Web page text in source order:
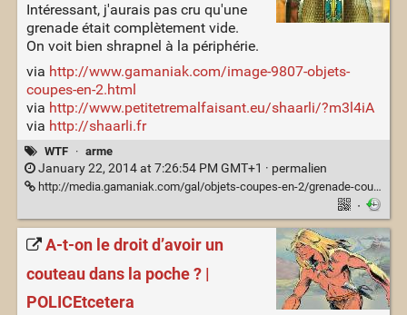
Intéressant, j'aurais pas cru qu'une
grenade était complètement vide.
On voit bien shrapnel à la périphérie.
via http://www.gamaniak.com/image-9807-objets-
coupes-en-2.html
via http://www.petitetremalfaisant.eu/shaarli/?m3l4iA
via http://shaarli.fr
WTF · arme
January 22, 2014 at 7:26:54 PM GMT+1 · permalien
http://media.gamaniak.com/gal/objets-coupes-en-2/grenade-coupee-2.jpg
·
A-t-on le droit d’avoir un
couteau dans la poche ? |
POLICEtcetera